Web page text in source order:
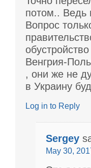
потом.. Ведь
Вопрос
Венгрия-
, они же не
в Украину
Log in to Reply
Sergey
May 30,